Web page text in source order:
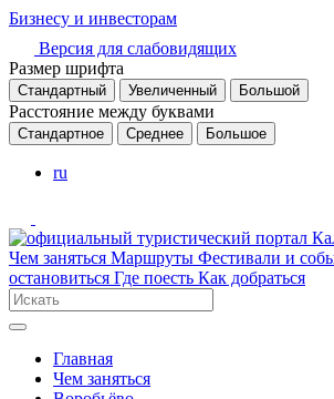
Бизнесу и инвесторам
Версия для слабовидящих
Размер шрифта
Стандартный Увеличенный Большой
Расстояние между буквами
Стандартное Среднее Большое
ru
Чем заняться Маршруты Фестивали и
остановиться Где поесть Как добраться
Главная
Чем заняться